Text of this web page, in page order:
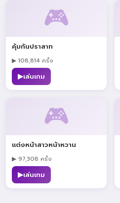
🎮
คุ้มกันปราสาท
▶ 108,814 ครั้ง
▶เล่นเกม
🎮
แต่งหน้าสาวหน้าหวาน
▶ 97,308 ครั้ง
▶เล่นเกม